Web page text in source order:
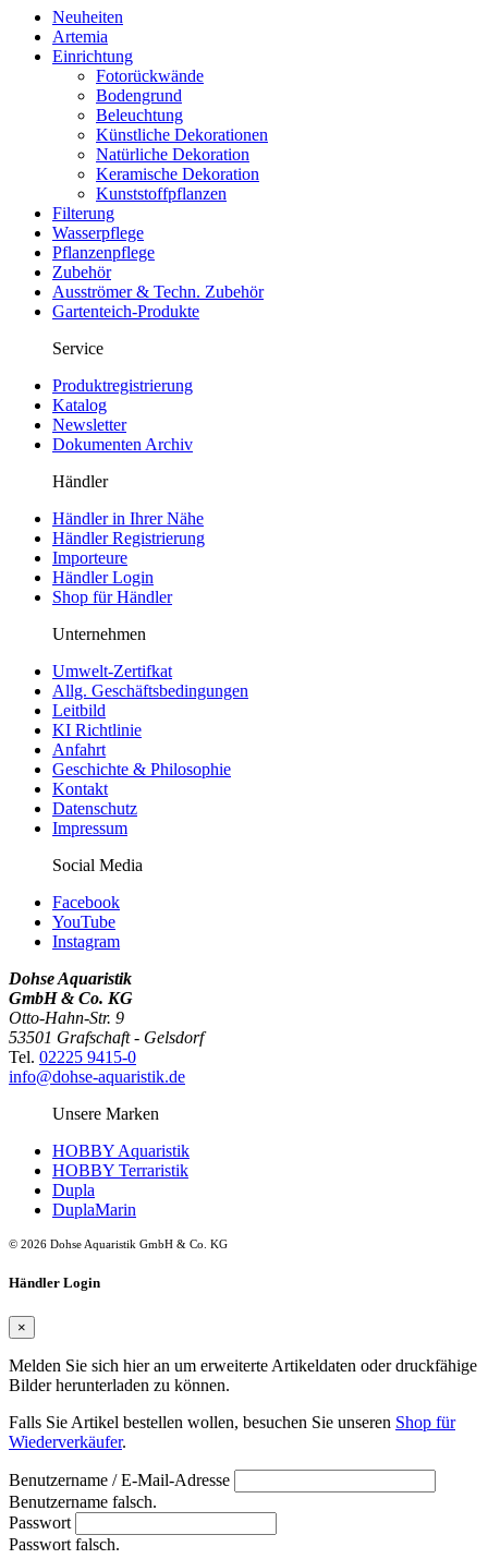
Neuheiten
Artemia
Einrichtung
Fotorückwände
Bodengrund
Beleuchtung
Künstliche Dekorationen
Natürliche Dekoration
Keramische Dekoration
Kunststoffpflanzen
Filterung
Wasserpflege
Pflanzenpflege
Zubehör
Ausströmer & Techn. Zubehör
Gartenteich-Produkte
Service
Produktregistrierung
Katalog
Newsletter
Dokumenten Archiv
Händler
Händler in Ihrer Nähe
Händler Registrierung
Importeure
Händler Login
Shop für Händler
Unternehmen
Umwelt-Zertifkat
Allg. Geschäftsbedingungen
Leitbild
KI Richtlinie
Anfahrt
Geschichte & Philosophie
Kontakt
Datenschutz
Impressum
Social Media
Facebook
YouTube
Instagram
Dohse Aquaristik
GmbH & Co. KG
Otto-Hahn-Str. 9
53501 Grafschaft - Gelsdorf
Tel. 02225 9415-0
info@dohse-aquaristik.de
Unsere Marken
HOBBY Aquaristik
HOBBY Terraristik
Dupla
DuplaMarin
© 2026 Dohse Aquaristik GmbH & Co. KG
Händler Login
×
Melden Sie sich hier an um erweiterte Artikeldaten oder druckfähige
Bilder herunterladen zu können.
Falls Sie Artikel bestellen wollen, besuchen Sie unseren Shop für
Wiederverkäufer.
Benutzername / E-Mail-Adresse
Benutzername falsch.
Passwort
Passwort falsch.